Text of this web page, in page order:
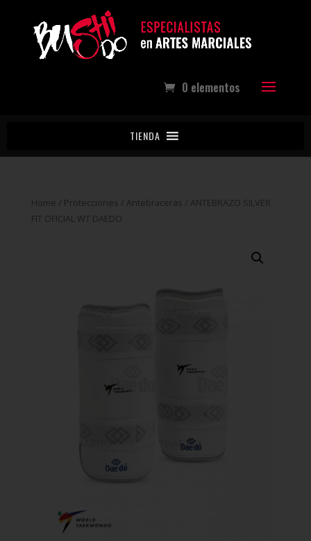
0 elementos
TIENDA
Home / Protecciones / Antebraceras / ANTEBRAZO SILVER
FIT OFICIAL WT DAEDO